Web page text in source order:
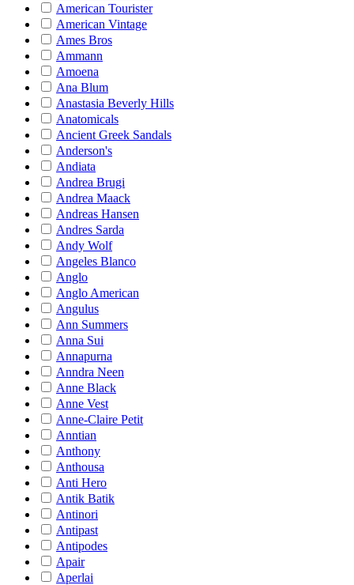
American Tourister
American Vintage
Ames Bros
Ammann
Amoena
Ana Blum
Anastasia Beverly Hills
Anatomicals
Ancient Greek Sandals
Anderson's
Andiata
Andrea Brugi
Andrea Maack
Andreas Hansen
Andres Sarda
Andy Wolf
Angeles Blanco
Anglo
Anglo American
Angulus
Ann Summers
Anna Sui
Annapurna
Anndra Neen
Anne Black
Anne Vest
Anne-Claire Petit
Anntian
Anthony
Anthousa
Anti Hero
Antik Batik
Antinori
Antipast
Antipodes
Apair
Aperlai